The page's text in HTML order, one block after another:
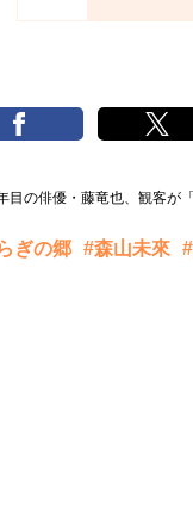
目の俳優・藤竜也、観客が
ぎの郷 #森山未來